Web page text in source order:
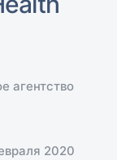
агентство
2020